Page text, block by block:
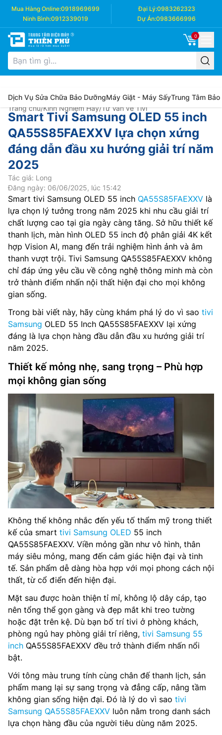
Mua Hàng Online:0918969699 Đại Lý:0983262323
Ninh Bình:0912339019 Dự Án:0983666996
0
Dịch Vụ Sửa Chữa Bảo DưỡngMáy Giặt - Máy SấyTrung Tâm Bảo
Trang chủ/Kinh Nghiệm Hay/Tư Vấn về Tivi
Smart Tivi Samsung OLED 55 inch
QA55S85FAEXXV lựa chọn xứng
đáng dẫn đầu xu hướng giải trí năm
2025
Tác giả: Long
Đăng ngày: 06/06/2025, lúc 15:42
Smart tivi Samsung OLED 55 inch QA55S85FAEXXV là
lựa chọn lý tưởng trong năm 2025 khi nhu cầu giải trí
chất lượng cao tại gia ngày càng tăng. Sở hữu thiết kế
thanh lịch, màn hình OLED 55 inch độ phân giải 4K kết
hợp Vision AI, mang đến trải nghiệm hình ảnh và âm
thanh vượt trội. Tivi Samsung QA55S85FAEXXV không
chỉ đáp ứng yêu cầu về công nghệ thông minh mà còn
trở thành điểm nhấn nội thất hiện đại cho mọi không
gian sống.
Trong bài viết này, hãy cùng khám phá lý do vì sao tivi
Samsung OLED 55 Inch QA55S85FAEXXV lại xứng
đáng là lựa chọn hàng đầu dẫn đầu xu hướng giải trí
năm 2025.
Thiết kế mỏng nhẹ, sang trọng – Phù hợp
mọi không gian sống
Không thể không nhắc đến yếu tố thẩm mỹ trong thiết
kế của smart tivi Samsung OLED 55 inch
QA55S85FAEXXV. Viền mỏng gần như vô hình, thân
máy siêu mỏng, mang đến cảm giác hiện đại và tinh
tế. Sản phẩm dễ dàng hòa hợp với mọi phong cách nội
thất, từ cổ điển đến hiện đại.
Mặt sau được hoàn thiện tỉ mỉ, không lộ dây cáp, tạo
nên tổng thể gọn gàng và đẹp mắt khi treo tường
hoặc đặt trên kệ. Dù bạn bố trí tivi ở phòng khách,
phòng ngủ hay phòng giải trí riêng, tivi Samsung 55
inch QA55S85FAEXXV đều trở thành điểm nhấn nổi
bật.
Với tông màu trung tính cùng chân đế thanh lịch, sản
phẩm mang lại sự sang trọng và đẳng cấp, nâng tầm
không gian sống hiện đại. Đó là lý do vì sao tivi
Samsung QA55S85FAEXXV luôn nằm trong danh sách
lựa chọn hàng đầu của người tiêu dùng năm 2025.